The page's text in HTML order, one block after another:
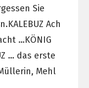
Sie
Ach
…KÖNIG
… das erste
Mehl